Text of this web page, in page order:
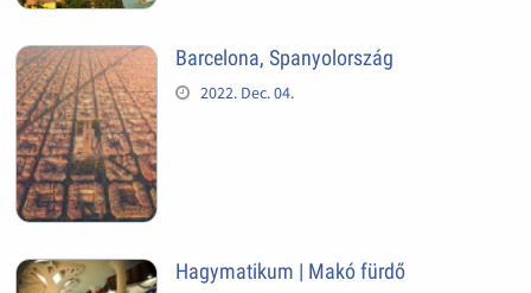
Barcelona, Spanyolország
2022. Dec. 04.
Hagymatikum | Makó fürdő